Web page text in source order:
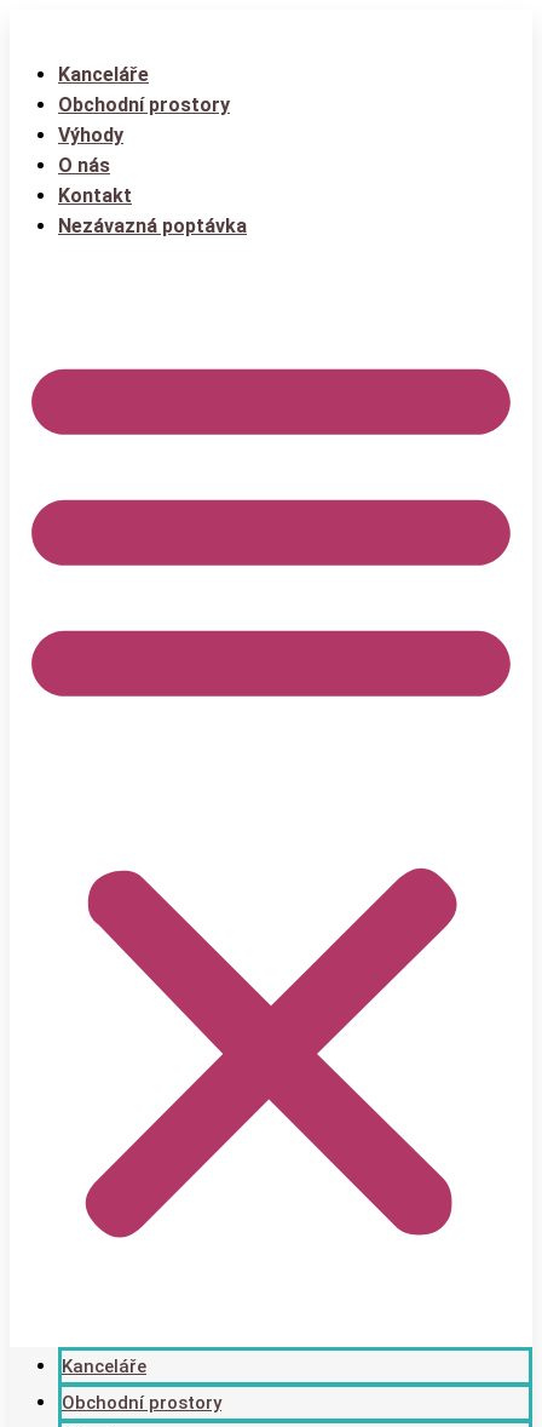
Kanceláře
Obchodní prostory
Výhody
O nás
Kontakt
Nezávazná poptávka
Kanceláře
Obchodní prostory